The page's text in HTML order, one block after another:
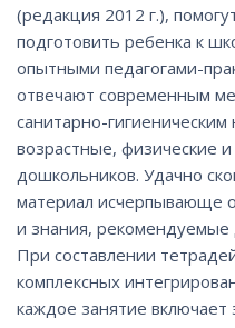
(редакция 2012 г.),
подготовить ребенка к
опытными педагогами-
отвечают современным
санитарно-
возрастные, физические
дошкольников. Удачно
материал исчерпывающе
и знания, рекомендуемые
При составлении
комплексных
каждое занятие